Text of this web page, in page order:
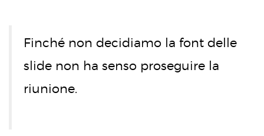
Finché non decidiamo la font delle
slide non ha senso proseguire la
riunione.